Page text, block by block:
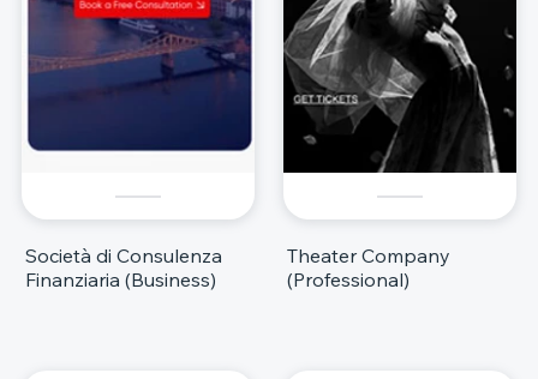
Società di Consulenza
Finanziaria (Business)
Theater Company
(Professional)